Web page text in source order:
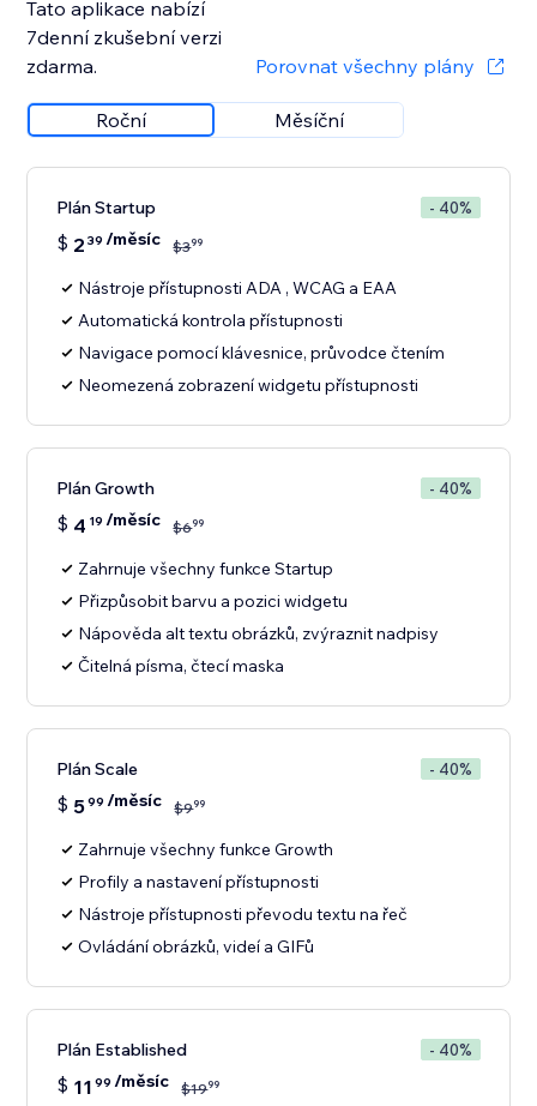
Tato aplikace nabízí
7denní zkušební verzi
zdarma.
Porovnat všechny plány
Roční Měsíční
Plán Startup - 40%
$ 2 39 /měsíc $399
Nástroje přístupnosti ADA , WCAG a EAA
Automatická kontrola přístupnosti
Navigace pomocí klávesnice, průvodce čtením
Neomezená zobrazení widgetu přístupnosti
Plán Growth - 40%
$ 4 19 /měsíc $699
Zahrnuje všechny funkce Startup
Přizpůsobit barvu a pozici widgetu
Nápověda alt textu obrázků, zvýraznit nadpisy
Čitelná písma, čtecí maska
Plán Scale - 40%
$ 599 /měsíc $999
Zahrnuje všechny funkce Growth
Profily a nastavení přístupnosti
Nástroje přístupnosti převodu textu na řeč
Ovládání obrázků, videí a GIFů
Plán Established - 40%
$ 11 99 /měsíc $1999